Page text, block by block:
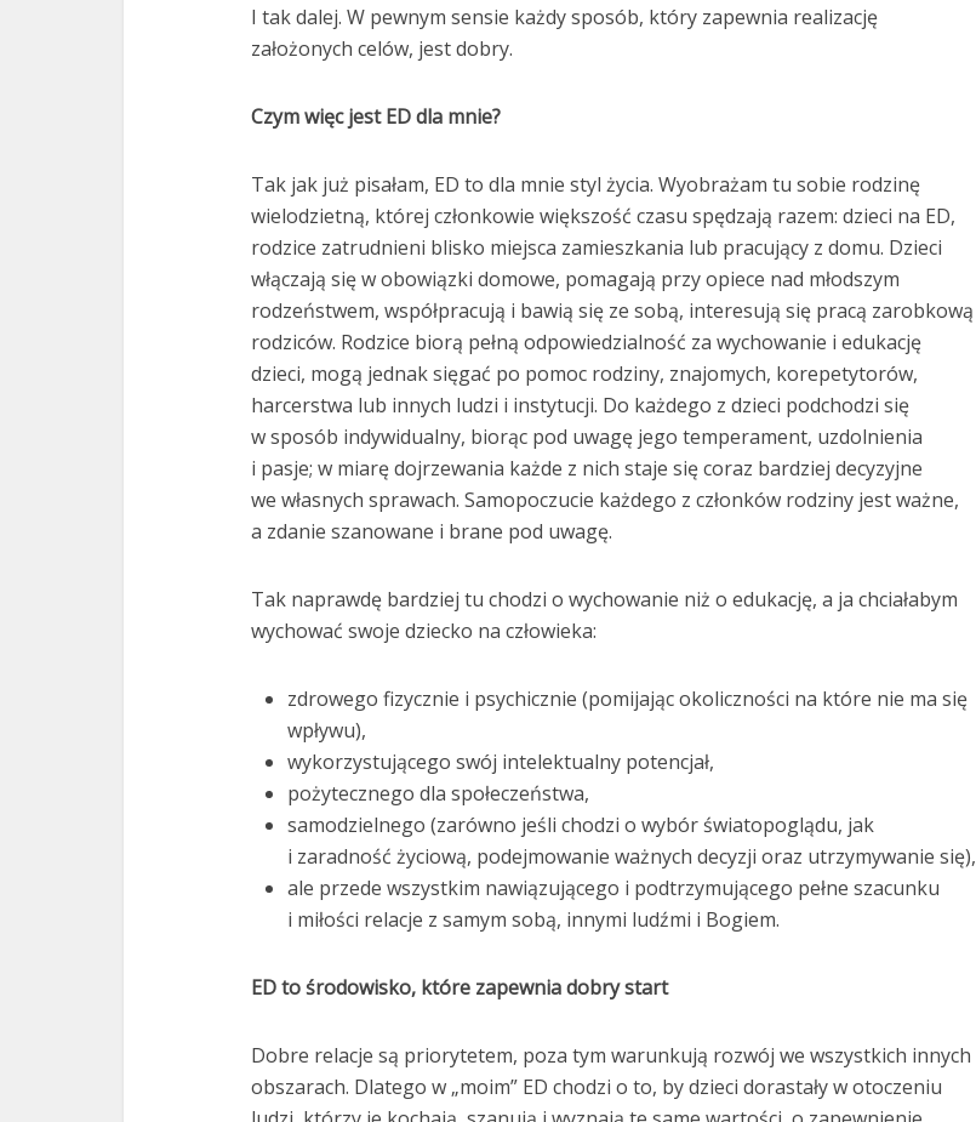
I tak dalej. W pewnym sensie każdy sposób, który zapewnia realizację
założonych celów, jest dobry.
Czym więc jest ED dla mnie?
Tak jak już pisałam, ED to dla mnie styl życia. Wyobrażam tu sobie rodzinę
wielodzietną, której członkowie większość czasu spędzają razem: dzieci na ED,
rodzice zatrudnieni blisko miejsca zamieszkania lub pracujący z domu. Dzieci
włączają się w obowiązki domowe, pomagają przy opiece nad młodszym
rodzeństwem, współpracują i bawią się ze sobą, interesują się pracą zarobkową
rodziców. Rodzice biorą pełną odpowiedzialność za wychowanie i edukację
dzieci, mogą jednak sięgać po pomoc rodziny, znajomych, korepetytorów,
harcerstwa lub innych ludzi i instytucji. Do każdego z dzieci podchodzi się
w sposób indywidualny, biorąc pod uwagę jego temperament, uzdolnienia
i pasje; w miarę dojrzewania każde z nich staje się coraz bardziej decyzyjne
we własnych sprawach. Samopoczucie każdego z członków rodziny jest ważne,
a zdanie szanowane i brane pod uwagę.
Tak naprawdę bardziej tu chodzi o wychowanie niż o edukację, a ja chciałabym
wychować swoje dziecko na człowieka:
zdrowego fizycznie i psychicznie (pomijając okoliczności na które nie ma się
wpływu),
wykorzystującego swój intelektualny potencjał,
pożytecznego dla społeczeństwa,
samodzielnego (zarówno jeśli chodzi o wybór światopoglądu, jak
i zaradność życiową, podejmowanie ważnych decyzji oraz utrzymywanie się),
ale przede wszystkim nawiązującego i podtrzymującego pełne szacunku
i miłości relacje z samym sobą, innymi ludźmi i Bogiem.
ED to środowisko, które zapewnia dobry start
Dobre relacje są priorytetem, poza tym warunkują rozwój we wszystkich innych
obszarach. Dlatego w „moim” ED chodzi o to, by dzieci dorastały w otoczeniu